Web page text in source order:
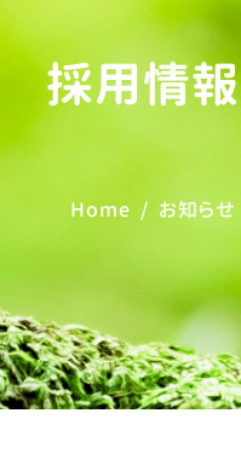
採用情
Home お知らせ